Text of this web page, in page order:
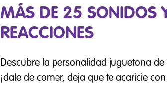
MÁS DE 25 SONIDOS
REACCIONES
Descubre la personalidad juguetona de
¡dale de comer, deja que te acaricie